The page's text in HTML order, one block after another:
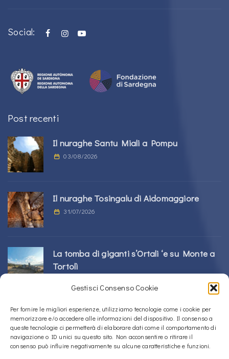
Gestisci Consenso Cookie
Per fornire le migliori esperienze, utilizziamo tecnologie come i cookie per
memorizzare e/o accedere alle informazioni del dispositivo. Il consenso a
queste tecnologie ci permetterà di elaborare dati come il comportamento di
navigazione o ID unici su questo sito. Non acconsentire o ritirare il
consenso può influire negativamente su alcune caratteristiche e funzioni.
Social:
Post recenti
Il nuraghe Santu Miali a Pompu
03/08/2026
Il nuraghe Tosingalu di Aidomaggiore
31/07/2026
La tomba di giganti s’Ortali ‘e su Monte a
Tortolì
Il nuraghe Perdu Cossu a Norbello
16/07/2026